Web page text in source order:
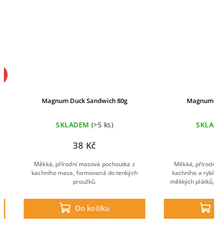
Magnum Duck Sandwich 80g
SKLADEM (>5 ks)
38 Kč
Do košíku
Měkká, přírodní masová pochoutka z
kachního masa, formovaná do tenkých
proužků.
Magnum
Do
Měkká, přírodní
kachního a rybího
měkkých plátků,